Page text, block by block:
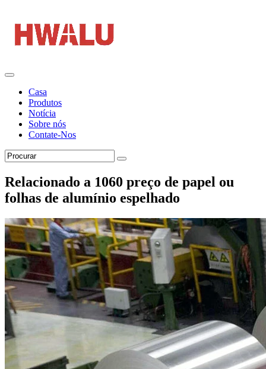
Casa
Produtos
Notícia
Sobre nós
Contate-Nos
Relacionado a 1060 preço de papel ou
folhas de alumínio espelhado